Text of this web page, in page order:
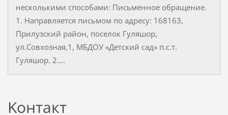
несколькими способами: Письменное обращение.
1. Направляется письмом по адресу: 168163,
Прилузский район, поселок Гуляшор,
ул.Совхозная,1, МБДОУ «Детский сад» п.с.т.
Гуляшор. 2....
Koнтакт